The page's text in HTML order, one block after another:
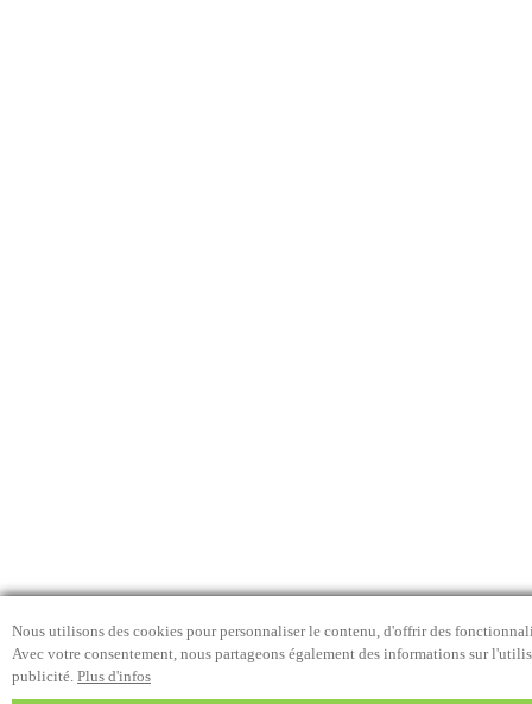
Nous utilisons des cookies pour personnaliser le contenu, d'offrir des
Avec votre consentement, nous partageons également des informations sur
publicité. Plus d'infos